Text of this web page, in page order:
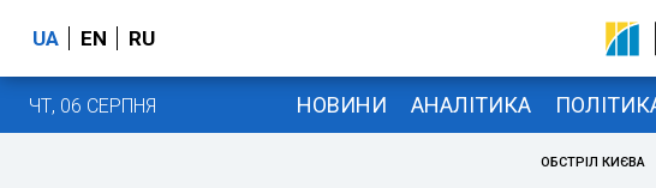
UA EN RU
ЧТ, 06 СЕРПНЯ НОВИНИ АНАЛІТИКА
ОБСТРІЛ КИЄВА